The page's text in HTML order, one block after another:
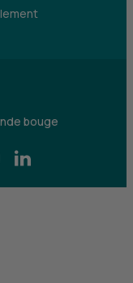
bouge
- CIC
YouTube - CIC